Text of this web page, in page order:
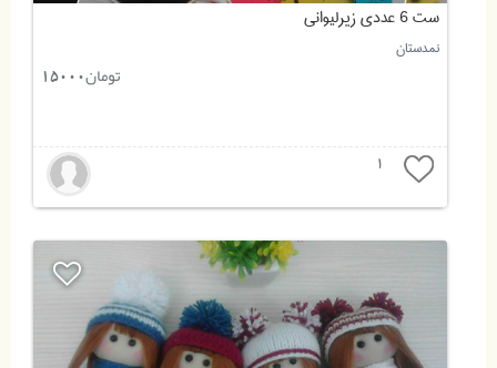
ست 6 عددی زیرلیوانی
نمدستان
تومان15000
1